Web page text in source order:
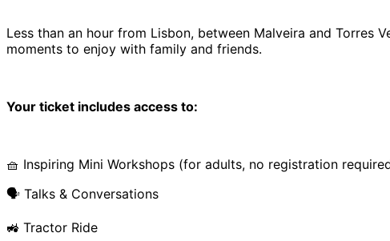
Less than an hour from Lisbon, between Malveira and Torres
moments to enjoy with family and friends.
Your ticket includes access to:
🧺 Inspiring Mini Workshops (for adults, no registration
🗣️ Talks & Conversations
🚜 Tractor Ride